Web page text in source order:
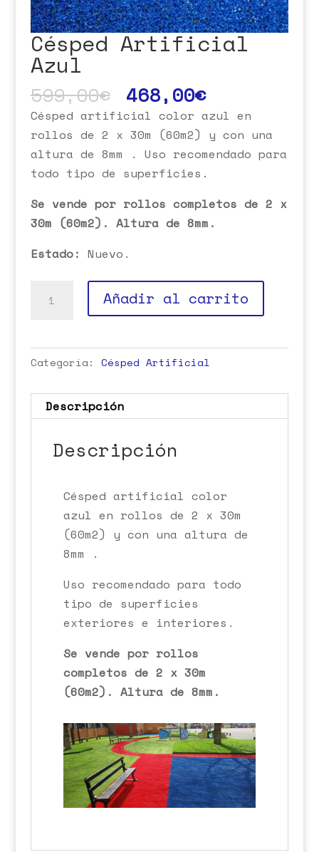
Césped Artificial
Azul
599,00€ 468,00€
Césped artificial color azul en
rollos de 2 x 30m (60m2) y con una
altura de 8mm . Uso recomendado para
todo tipo de superficies.
Se vende por rollos completos de 2 x
30m (60m2). Altura de 8mm.
Estado: Nuevo.
Artificial
cantidad
Añadir al carrito
Categoría: Césped Artificial
Descripción
Descripción
Césped artificial color
azul en rollos de 2 x 30m
(60m2) y con una altura de
8mm .
Uso recomendado para todo
tipo de superficies
exteriores e interiores.
Se vende por rollos
completos de 2 x 30m
(60m2). Altura de 8mm.